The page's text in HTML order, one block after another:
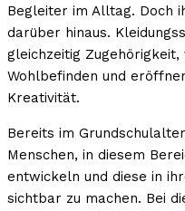
Begleiter im Alltag. Doch
darüber hinaus.
gleichzeitig
Wohlbefinden und
Kreativität.
Bereits im
Menschen, in diesem
entwickeln und diese in
sichtbar zu machen. Bei